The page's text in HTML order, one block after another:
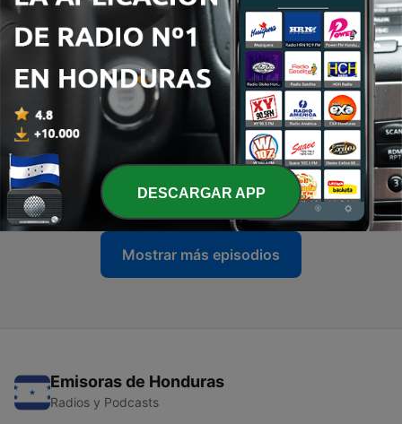
06 dic. 2021
18 - Maratón de historias 3
Maratón de historias
20 nov. 2021
16 - Juan del Jarro, la Planchada, tesoros malditos, la
morgue
13 nov. 2021
Mostrar más episodios
Emisoras de Honduras
Radios y Podcasts
DESCARGAR APP